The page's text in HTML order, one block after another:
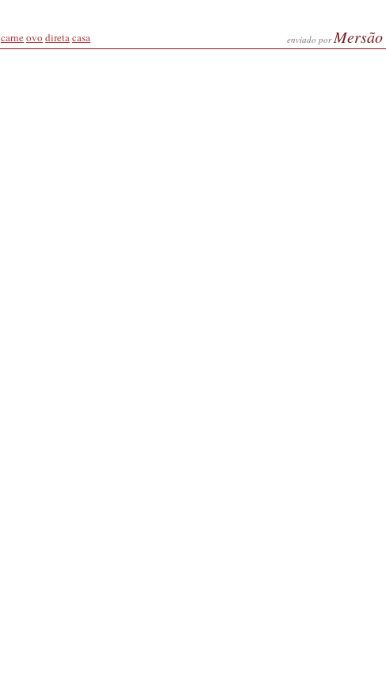
carneovo diretacasa enviado porMersão